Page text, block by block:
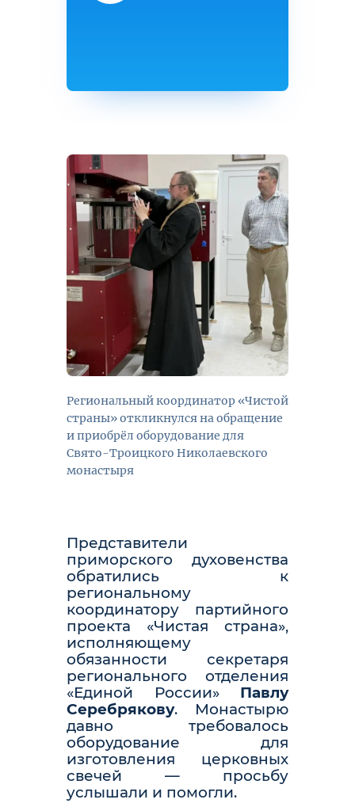
Региональный координатор «Чистой
страны» откликнулся на обращение
и приобрёл оборудование для
Свято-Троицкого Николаевского
монастыря
Представители
приморского духовенства
обратились к
региональному
координатору партийного
проекта «Чистая страна»,
исполняющему
обязанности секретаря
регионального отделения
«Единой России» Павлу
Серебрякову. Монастырю
давно требовалось
оборудование для
изготовления церковных
свечей — просьбу
услышали и помогли.